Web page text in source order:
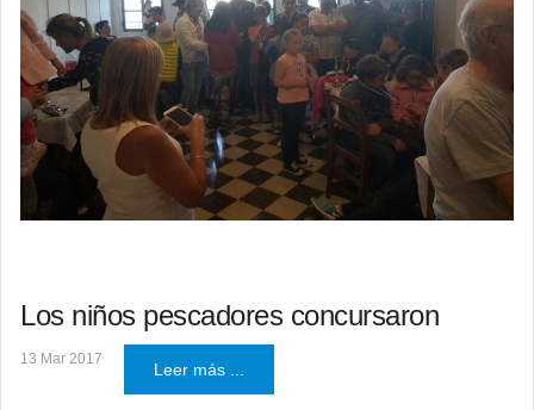
Los niños pescadores concursaron
13 Mar 2017
Leer más ...